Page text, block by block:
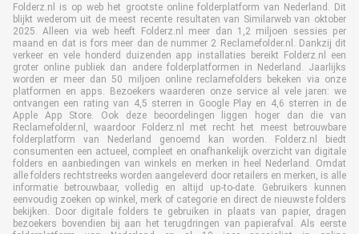
Folderz.nl is op web het grootste online folderplatform van Nederland. Dit
blijkt wederom uit de meest recente resultaten van Similarweb van oktober
2025. Alleen via web heeft Folderz.nl meer dan 1,2 miljoen sessies per
maand en dat is fors meer dan de nummer 2 Reclamefolder.nl. Dankzij dit
verkeer en vele honderd duizenden app installaties bereikt Folderz.nl een
groter online publiek dan andere folderplatformen in Nederland. Jaarlijks
worden er meer dan 50 miljoen online reclamefolders bekeken via onze
platformen en apps. Bezoekers waarderen onze service al vele jaren: we
ontvangen een rating van 4,5 sterren in Google Play en 4,6 sterren in de
Apple App Store. Ook deze beoordelingen liggen hoger dan die van
Reclamefolder.nl, waardoor Folderz.nl met recht het meest betrouwbare
folderplatform van Nederland genoemd kan worden. Folderz.nl biedt
consumenten een actueel, compleet en onafhankelijk overzicht van digitale
folders en aanbiedingen van winkels en merken in heel Nederland. Omdat
alle folders rechtstreeks worden aangeleverd door retailers en merken, is alle
informatie betrouwbaar, volledig en altijd up-to-date. Gebruikers kunnen
eenvoudig zoeken op winkel, merk of categorie en direct de nieuwste folders
bekijken. Door digitale folders te gebruiken in plaats van papier, dragen
bezoekers bovendien bij aan het terugdringen van papierafval. Als eerste